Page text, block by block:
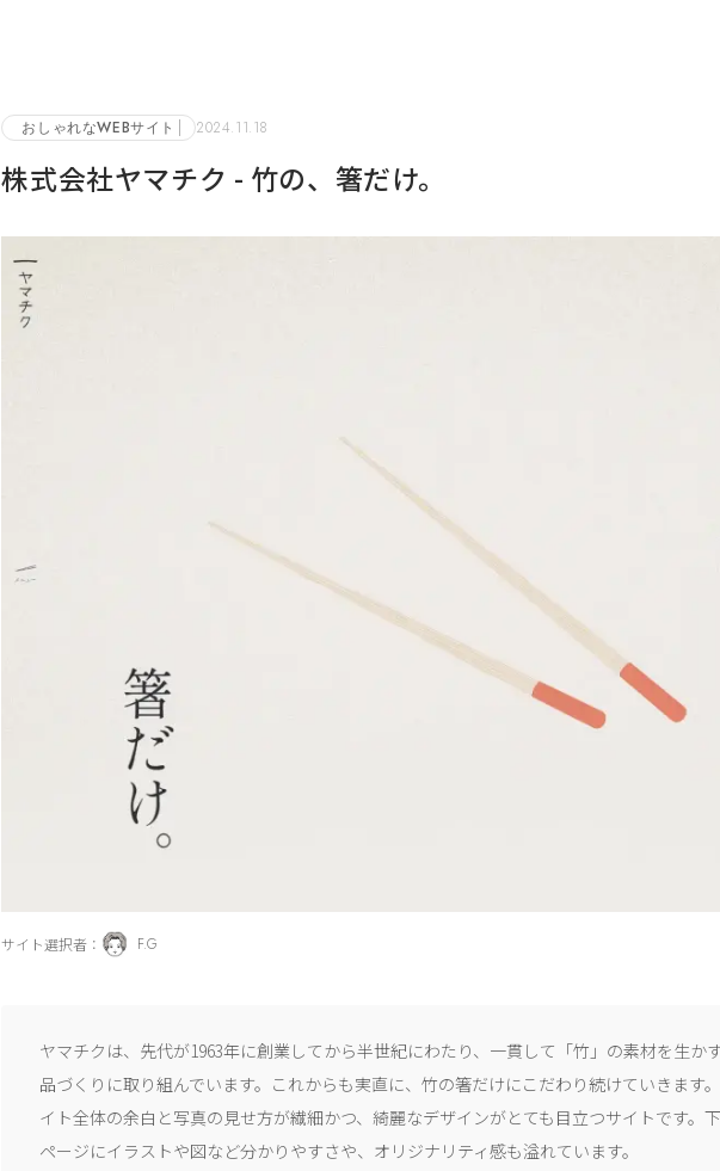
おしゃれなWEBサイト 2024.11.18
株式会社ヤマチク - 竹の、箸だけ。
サイト選択者： F.G
ヤマチクは、先代が1963年に創業してから半世紀にわたり、一貫して「竹」の素材を生か
品づくりに取り組んでいます。これからも実直に、竹の箸だけにこだわり続けていきます
イト全体の余白と写真の見せ方が繊細かつ、綺麗なデザインがとても目立つサイトです。
ページにイラストや図など分かりやすさや、オリジナリティ感も溢れています。